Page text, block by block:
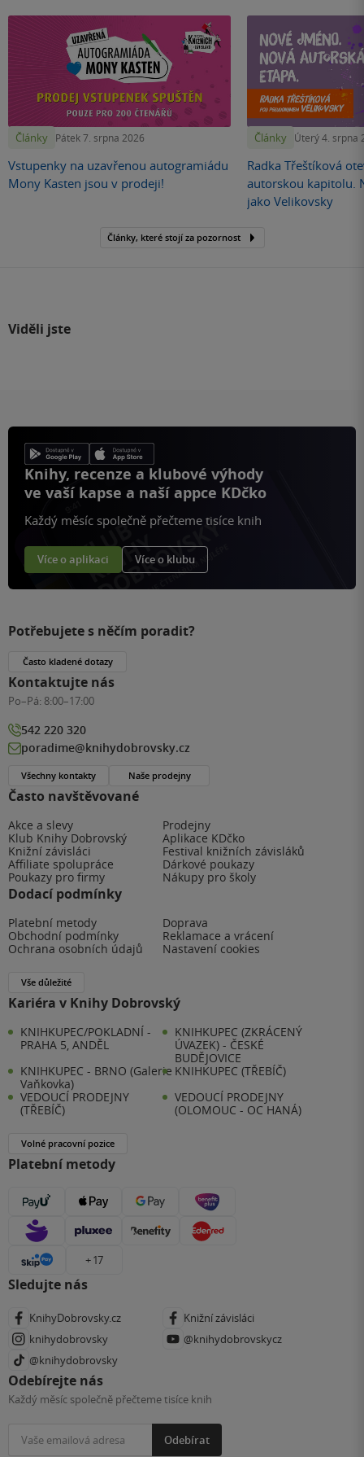
Články Pátek 7. srpna 2026
Vstupenky na uzavřenou autogramiádu
Mony Kasten jsou v prodeji!
Články Úterý 4. srpna
Radka Třeštíková
autorskou kapitolu.
jako Velikovsky
Články, které stojí za pozornost
Viděli jste
Knihy, recenze a klubové výhody
ve vaší kapse a naší appce KDčko
Každý měsíc společně přečteme tisíce knih
Více o aplikaci Více o klubu
Často navštěvované
Akce a slevy
Prodejny
Klub Knihy Dobrovský
Aplikace KDčko
Knižní závisláci
Festival knižních závisláků
Affiliate spolupráce
Dárkové poukazy
Poukazy pro firmy
Nákupy pro školy
Dodací podmínky
Platební metody
Doprava
Obchodní podmínky
Reklamace a vrácení
Ochrana osobních údajů
Nastavení cookies
Vše důležité
Kariéra v Knihy Dobrovský
KNIHKUPEC/POKLADNÍ -
PRAHA 5, ANDĚL
KNIHKUPEC (ZKRÁCENÝ
ÚVAZEK) - ČESKÉ
BUDĚJOVICE
KNIHKUPEC - BRNO (Galerie
Vaňkovka)
KNIHKUPEC (TŘEBÍČ)
VEDOUCÍ PRODEJNY
(TŘEBÍČ)
VEDOUCÍ PRODEJNY
(OLOMOUC - OC HANÁ)
Volné pracovní pozice
Platební metody
+ 17
Sledujte nás
KnihyDobrovsky.cz
Knižní závisláci
knihydobrovsky
@knihydobrovskycz
@knihydobrovsky
Odebírejte nás
Každý měsíc společně přečteme tisíce knih
Odebírat
Potřebujete s něčím poradit?
Často kladené dotazy
Kontaktujte nás
Po–Pá: 8:00–17:00
542 220 320
poradime@knihydobrovsky.cz
Všechny kontakty Naše prodejny